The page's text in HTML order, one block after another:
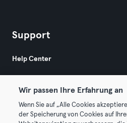
Support
Help Center
Wir passen Ihre Erfahrung an
Wenn Sie auf „Alle Cookies
der Speicherung von Cookies auf